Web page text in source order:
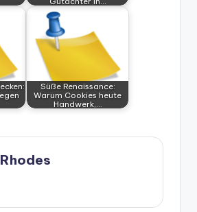
Süße Renaissance:
Warum Cookies heute
Handwerk,…